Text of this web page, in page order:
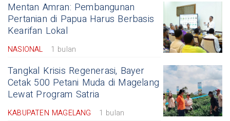
Mentan Amran: Pembangunan
Pertanian di Papua Harus Berbasis
Kearifan Lokal
NASIONAL 1 bulan
Tangkal Krisis Regenerasi, Bayer
Cetak 500 Petani Muda di Magelang
Lewat Program Satria
KABUPATEN MAGELANG 1 bulan